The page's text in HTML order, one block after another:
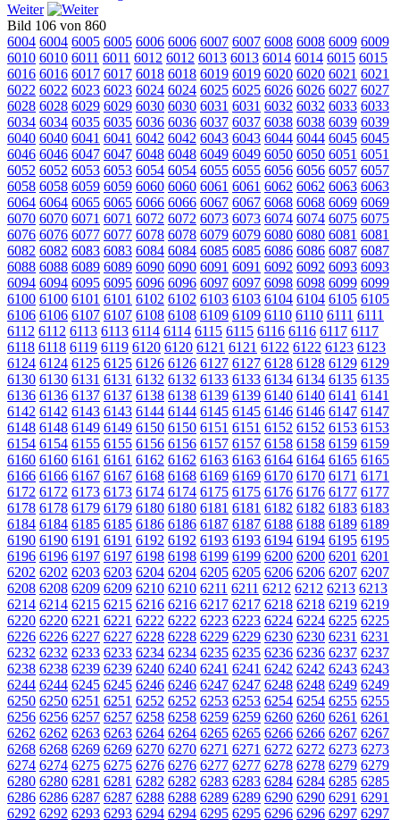
Weiter
Bild 106 von 860
6004 6004 6005 6005 6006 6006 6007 6007 6008 6008 6009 6009
6010 6010 6011 6011 6012 6012 6013 6013 6014 6014 6015 6015
6016 6016 6017 6017 6018 6018 6019 6019 6020 6020 6021 6021
6022 6022 6023 6023 6024 6024 6025 6025 6026 6026 6027 6027
6028 6028 6029 6029 6030 6030 6031 6031 6032 6032 6033 6033
6034 6034 6035 6035 6036 6036 6037 6037 6038 6038 6039 6039
6040 6040 6041 6041 6042 6042 6043 6043 6044 6044 6045 6045
6046 6046 6047 6047 6048 6048 6049 6049 6050 6050 6051 6051
6052 6052 6053 6053 6054 6054 6055 6055 6056 6056 6057 6057
6058 6058 6059 6059 6060 6060 6061 6061 6062 6062 6063 6063
6064 6064 6065 6065 6066 6066 6067 6067 6068 6068 6069 6069
6070 6070 6071 6071 6072 6072 6073 6073 6074 6074 6075 6075
6076 6076 6077 6077 6078 6078 6079 6079 6080 6080 6081 6081
6082 6082 6083 6083 6084 6084 6085 6085 6086 6086 6087 6087
6088 6088 6089 6089 6090 6090 6091 6091 6092 6092 6093 6093
6094 6094 6095 6095 6096 6096 6097 6097 6098 6098 6099 6099
6100 6100 6101 6101 6102 6102 6103 6103 6104 6104 6105 6105
6106 6106 6107 6107 6108 6108 6109 6109 6110 6110 6111 6111
6112 6112 6113 6113 6114 6114 6115 6115 6116 6116 6117 6117
6118 6118 6119 6119 6120 6120 6121 6121 6122 6122 6123 6123
6124 6124 6125 6125 6126 6126 6127 6127 6128 6128 6129 6129
6130 6130 6131 6131 6132 6132 6133 6133 6134 6134 6135 6135
6136 6136 6137 6137 6138 6138 6139 6139 6140 6140 6141 6141
6142 6142 6143 6143 6144 6144 6145 6145 6146 6146 6147 6147
6148 6148 6149 6149 6150 6150 6151 6151 6152 6152 6153 6153
6154 6154 6155 6155 6156 6156 6157 6157 6158 6158 6159 6159
6160 6160 6161 6161 6162 6162 6163 6163 6164 6164 6165 6165
6166 6166 6167 6167 6168 6168 6169 6169 6170 6170 6171 6171
6172 6172 6173 6173 6174 6174 6175 6175 6176 6176 6177 6177
6178 6178 6179 6179 6180 6180 6181 6181 6182 6182 6183 6183
6184 6184 6185 6185 6186 6186 6187 6187 6188 6188 6189 6189
6190 6190 6191 6191 6192 6192 6193 6193 6194 6194 6195 6195
6196 6196 6197 6197 6198 6198 6199 6199 6200 6200 6201 6201
6202 6202 6203 6203 6204 6204 6205 6205 6206 6206 6207 6207
6208 6208 6209 6209 6210 6210 6211 6211 6212 6212 6213 6213
6214 6214 6215 6215 6216 6216 6217 6217 6218 6218 6219 6219
6220 6220 6221 6221 6222 6222 6223 6223 6224 6224 6225 6225
6226 6226 6227 6227 6228 6228 6229 6229 6230 6230 6231 6231
6232 6232 6233 6233 6234 6234 6235 6235 6236 6236 6237 6237
6238 6238 6239 6239 6240 6240 6241 6241 6242 6242 6243 6243
6244 6244 6245 6245 6246 6246 6247 6247 6248 6248 6249 6249
6250 6250 6251 6251 6252 6252 6253 6253 6254 6254 6255 6255
6256 6256 6257 6257 6258 6258 6259 6259 6260 6260 6261 6261
6262 6262 6263 6263 6264 6264 6265 6265 6266 6266 6267 6267
6268 6268 6269 6269 6270 6270 6271 6271 6272 6272 6273 6273
6274 6274 6275 6275 6276 6276 6277 6277 6278 6278 6279 6279
6280 6280 6281 6281 6282 6282 6283 6283 6284 6284 6285 6285
6286 6286 6287 6287 6288 6288 6289 6289 6290 6290 6291 6291
6292 6292 6293 6293 6294 6294 6295 6295 6296 6296 6297 6297